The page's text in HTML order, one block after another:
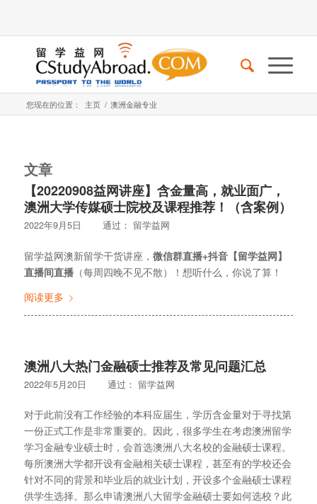
您现在的位置： 主页 / 澳洲金融专业
文章
【20220908益网讲座】含金量高，就业面广，
澳洲大学传媒硕士院校及课程推荐！（含案例）
2022年9月5日 通过： 留学益网
留学益网澳新留学干货讲座， 微信群直播+抖音【留学益网】
直播间直播（每周四晚不见不散）！想听什么，你说了算！
阅读更多
澳洲八大热门金融硕士推荐及常见问题汇总
2022年5月20日 通过： 留学益网
对于此前没有工作经验的本科应届生，学历含金量对于寻找第
一份正式工作是非常重要的。因此，很多学生在考虑澳洲留学
学习金融专业硕士时，会首选澳洲八大名校的金融硕士课程。
每所澳洲大学都开设有金融相关硕士课程，甚至有的学校还会
针对不同的背景和毕业后的就业计划，开设多个金融硕士课程
供学生选择。那么申请澳洲八大留学金融硕士要如何选校？此